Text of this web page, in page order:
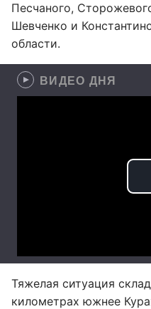
Песчаного,
Шевченко и
области.
ВИДЕО ДНЯ
Тяжелая ситуация
километрах южнее